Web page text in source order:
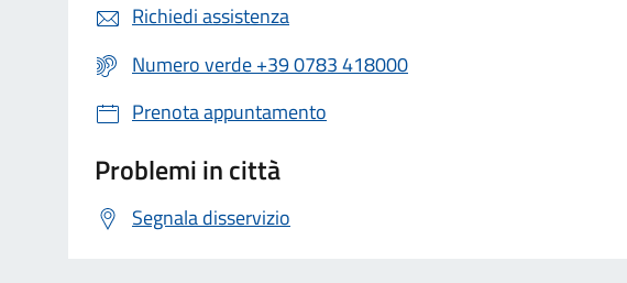
Richiedi assistenza
Numero verde +39 0783 418000
Prenota appuntamento
Problemi in città
Segnala disservizio